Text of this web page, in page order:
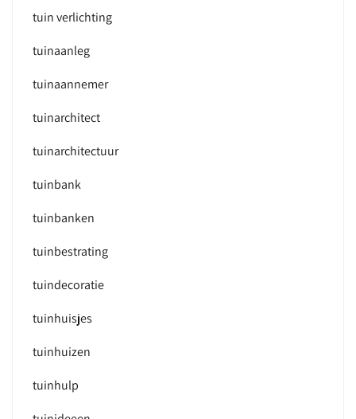
tuin verlichting
tuinaanleg
tuinaannemer
tuinarchitect
tuinarchitectuur
tuinbank
tuinbanken
tuinbestrating
tuindecoratie
tuinhuisjes
tuinhuizen
tuinhulp